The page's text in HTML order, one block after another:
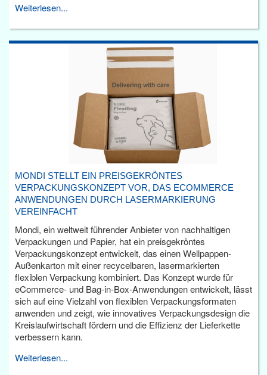
Weiterlesen...
MONDI STELLT EIN PREISGEKRÖNTES
VERPACKUNGSKONZEPT VOR, DAS ECOMMERCE
ANWENDUNGEN DURCH LASERMARKIERUNG
VEREINFACHT
Mondi, ein weltweit führender Anbieter von nachhaltigen
Verpackungen und Papier, hat ein preisgekröntes
Verpackungskonzept entwickelt, das einen Wellpappen-
Außenkarton mit einer recycelbaren, lasermarkierten
flexiblen Verpackung kombiniert. Das Konzept wurde für
eCommerce- und Bag-in-Box-Anwendungen entwickelt, lässt
sich auf eine Vielzahl von flexiblen Verpackungsformaten
anwenden und zeigt, wie innovatives Verpackungsdesign die
Kreislaufwirtschaft fördern und die Effizienz der Lieferkette
verbessern kann.
Weiterlesen...